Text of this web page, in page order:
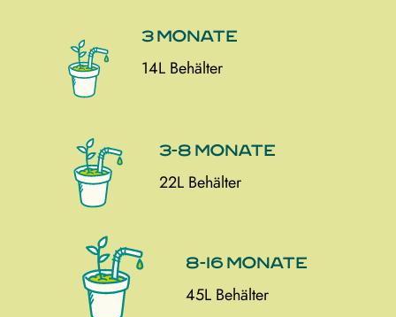
3 Monate
14L Behälter
3-8 Monate
22L Behälter
8-16 Monate
45L Behälter